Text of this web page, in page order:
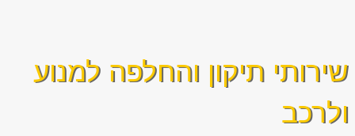
שירותי תיקון והחלפה למנוע
ולרכב